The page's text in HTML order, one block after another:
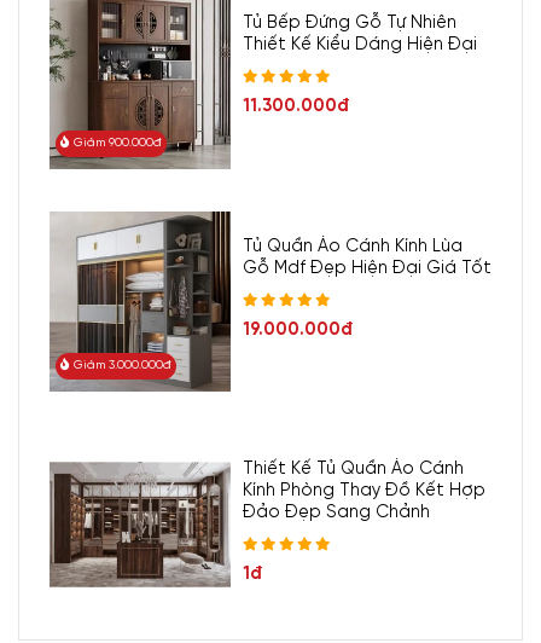
Giảm 900.000đ
Tủ Bếp Đứng Gỗ Tự Nhiên
Thiết Kế Kiểu Dáng Hiện Đại
11.300.000đ
Giảm 3.000.000đ
Tủ Quần Áo Cánh Kính Lùa
Gỗ Mdf Đẹp Hiện Đại Giá Tốt
19.000.000đ
Thiết Kế Tủ Quần Áo Cánh
Kính Phòng Thay Đồ Kết Hợp
Đảo Đẹp Sang Chảnh
1đ